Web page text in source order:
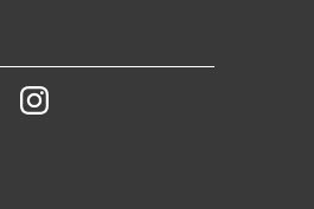
YoutubeInstagram